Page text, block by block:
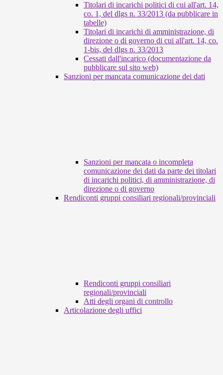
Titolari di incarichi politici di cui all'art. 14,
co. 1, del dlgs n. 33/2013 (da pubblicare in
tabelle)
Titolari di incarichi di amministrazione, di
direzione o di governo di cui all'art. 14, co.
1-bis, del dlgs n. 33/2013
Cessati dall'incarico (documentazione da
pubblicare sul sito web)
Sanzioni per mancata comunicazione dei dati
Sanzioni per mancata o incompleta
comunicazione dei dati da parte dei titolari
di incarichi politici, di amministrazione, di
direzione o di governo
Rendiconti gruppi consiliari regionali/provinciali
Rendiconti gruppi consiliari
regionali/provinciali
Atti degli organi di controllo
Articolazione degli uffici